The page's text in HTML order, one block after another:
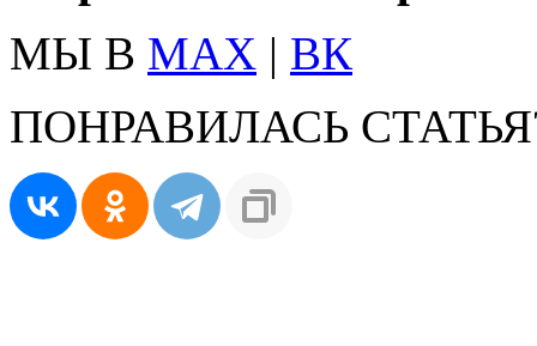
МЫ В MAX | ВК
ПОНРАВИЛАСЬ